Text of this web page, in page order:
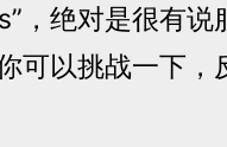
，绝对是很有说
可以挑战一下，